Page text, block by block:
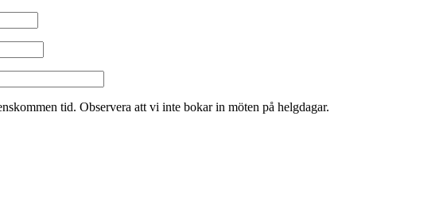
tid. Observera att vi inte bokar in möten på helgdagar.